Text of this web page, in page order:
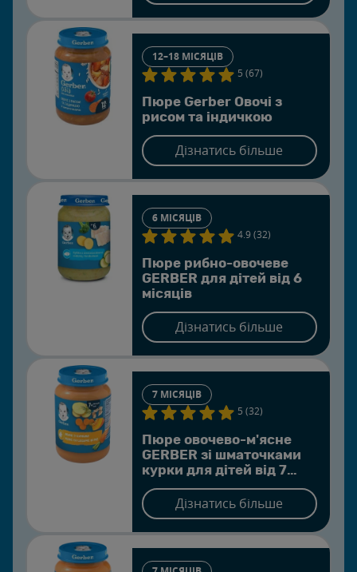
12–18 МІСЯЦІВ
5 (67)
Пюре Gerber Овочі з
рисом та iндичкою
Дізнатись більше
6 МІСЯЦІВ
4.9 (32)
Пюре рибно-овочеве
GERBER для дітей від 6
місяців
Дізнатись більше
7 МІСЯЦІВ
5 (32)
Пюре овочево-м'ясне
GERBER зі шматочками
курки для дітей від 7
місяців
Дізнатись більше